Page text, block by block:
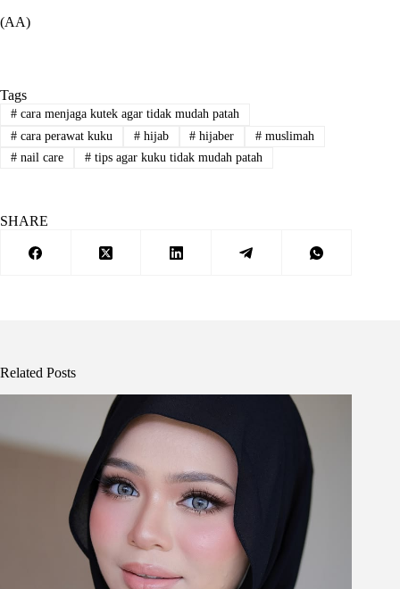
(AA)
Tags
#cara menjaga kutek agar tidak mudah patah
#cara perawat kuku #hijab # hijaber # muslimah
#nail care #tips agar kuku tidak mudah patah
SHARE
Related Posts